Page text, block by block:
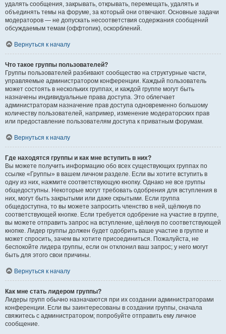
удалять сообщения, закрывать, открывать, перемещать, удалять и
объединять темы на форуме, за который они отвечают. Основные задачи
модераторов — не допускать несоответствия содержания сообщений
обсуждаемым темам (оффтопик), оскорблений.
Вернуться к началу
Что такое группы пользователей?
Группы пользователей разбивают сообщество на структурные части,
управляемые администратором конференции. Каждый пользователь
может состоять в нескольких группах, и каждой группе могут быть
назначены индивидуальные права доступа. Это облегчает
администраторам назначение прав доступа одновременно большому
количеству пользователей, например, изменение модераторских прав
или предоставление пользователям доступа к приватным форумам.
Вернуться к началу
Где находятся группы и как мне вступить в них?
Вы можете получить информацию обо всех существующих группах по
ссылке «Группы» в вашем личном разделе. Если вы хотите вступить в
одну из них, нажмите соответствующую кнопку. Однако не все группы
общедоступны. Некоторые могут требовать одобрения для вступления в
них, могут быть закрытыми или даже скрытыми. Если группа
общедоступна, то вы можете запросить членство в ней, щёлкнув по
соответствующей кнопке. Если требуется одобрение на участие в группе,
вы можете отправить запрос на вступление, щёлкнув по соответствующей
кнопке. Лидер группы должен будет одобрить ваше участие в группе и
может спросить, зачем вы хотите присоединиться. Пожалуйста, не
беспокойте лидера группы, если он отклонил ваш запрос; у него могут
быть для этого свои причины.
Вернуться к началу
Как мне стать лидером группы?
Лидеры групп обычно назначаются при их создании администраторами
конференции. Если вы заинтересованы в создании группы, сначала
свяжитесь с администратором; попробуйте отправить ему личное
сообщение.